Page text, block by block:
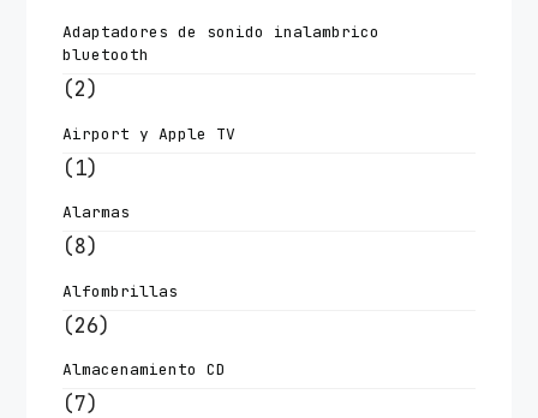
Adaptadores de sonido inalambrico
bluetooth
(2)
Airport y Apple TV
(1)
Alarmas
(8)
Alfombrillas
(26)
Almacenamiento CD
(7)